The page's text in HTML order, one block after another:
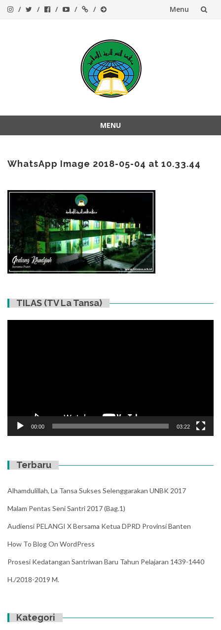
Menu
MENU
content
WhatsApp Image 2018-05-04 at 10.33.44
TILAS (TV La Tansa)
00:00 03:22
Terbaru
Alhamdulillah, La Tansa Sukses Selenggarakan UNBK 2017
Malam Pentas Seni Santri 2017 (Bag.1)
Audiensi PELANGI X Bersama Ketua DPRD Provinsi Banten
How To Blog On WordPress
Prosesi Kedatangan Santriwan Baru Tahun Pelajaran 1439-1440
H./2018-2019 M.
Kategori